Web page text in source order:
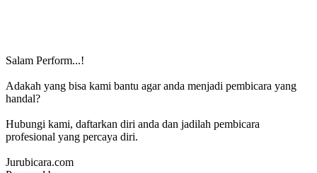
Salam Perform...!
Adakah yang bisa kami bantu agar anda menjadi pembicara yang
handal?
Hubungi kami, daftarkan diri anda dan jadilah pembicara
profesional yang percaya diri.
Jurubicara.com